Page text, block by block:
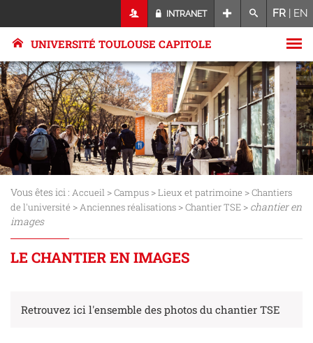
INTRANET FR | EN
UNIVERSITÉ TOULOUSE CAPITOLE
Vous êtes ici : Accueil >Campus >Lieux et patrimoine >Chantiers
de l'université >Anciennes réalisations >Chantier TSE > chantier en
images
LE CHANTIER EN IMAGES
Retrouvez ici l'ensemble des photos du chantier TSE